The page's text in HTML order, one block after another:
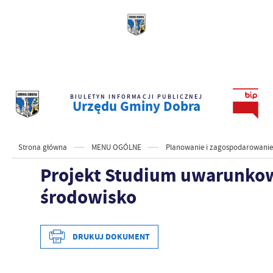
BIULETYN INFORMACJI PUBLICZNEJ
Urzędu Gminy Dobra
Strona główna MENU OGÓLNE Planowanie i
Projekt Studium
środowisko
DRUKUJ DOKUMENT